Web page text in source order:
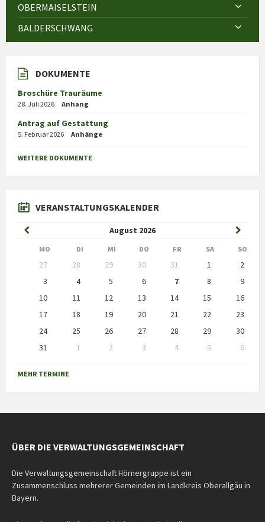
OBERMAISELSTEIN
BALDERSCHWANG
DOKUMENTE
Broschüre Trauräume
28. Juli 2026 Anhang
Antrag auf Gestattung
5. Februar 2026 Anhänge
WEITERE DOKUMENTE
VERANSTALTUNGSKALENDER
August 2026
Previous
Month
Month
MO DI MI DO FR SA SO
calendar
27 28 29 30 31 1
2
3
4 5 6 7 8
9
10
11 12 13 14 15
16
17
18 19 20 21 22
23
24
25 26 27 28 29
30
31
1 2 3 4 5
6
to
calendar
MEHR TERMINE
ÜBER DIE VERWALTUNGSGEMEINSCHAFT
Die Verwaltungsgemeinschaft Hörnergruppe ist ein
Zusammenschluss mehrerer Gemeinden im Landkreis Oberallgäu in
Bayern.